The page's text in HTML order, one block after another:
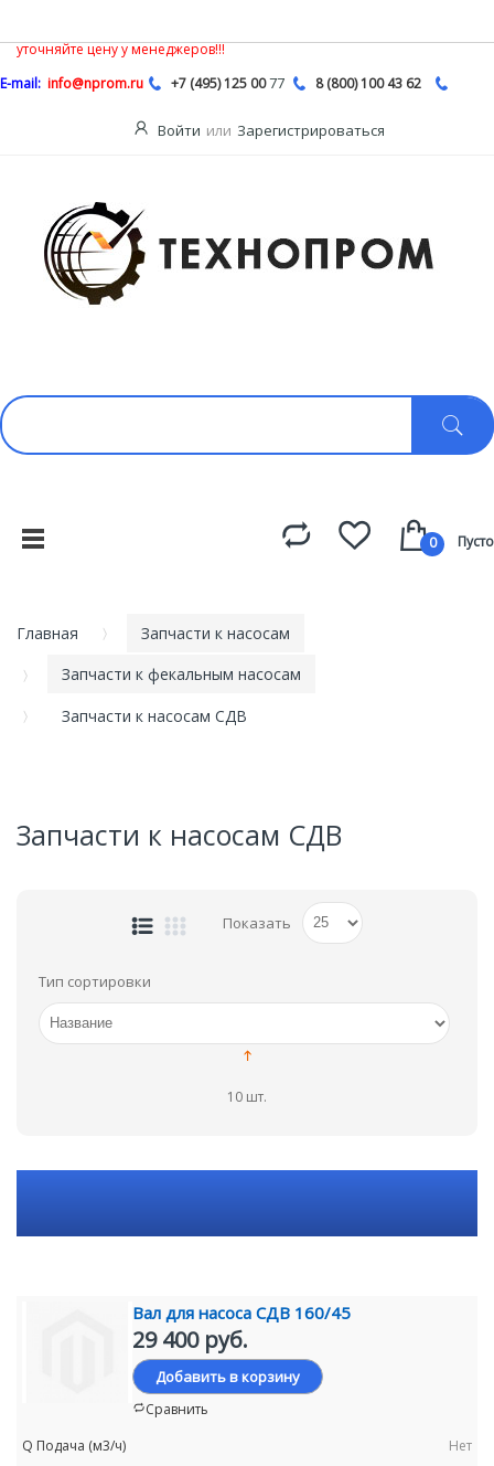
уточняйте цену у менеджеров!!!
E-mail: info@nprom.ru +7 (495) 125 0077 8 (800) 100 43 62
Войти или Зарегистрироваться
0 Пусто
Главная
Запчасти к насосам
Запчасти к фекальным насосам
Запчасти к насосам СДВ
Запчасти к насосам СДВ
Показать
Тип сортировки
10 шт.
Вал для насоса СДВ 160/45
29 400 руб.
Добавить в корзину
Сравнить
Нет